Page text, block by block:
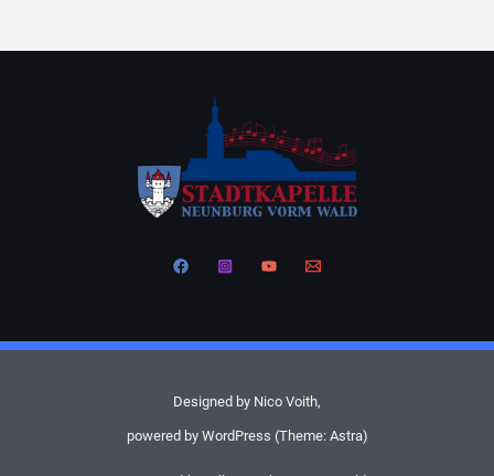
Designed by Nico Voith,
powered by WordPress (Theme: Astra)